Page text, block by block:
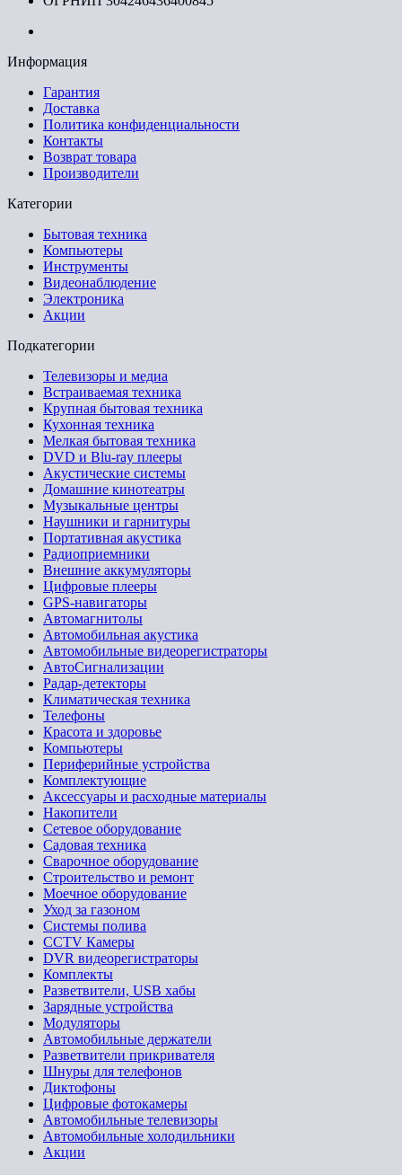
Информация
Гарантия
Доставка
Политика конфиденциальности
Контакты
Возврат товара
Производители
Категории
Бытовая техника
Компьютеры
Инструменты
Видеонаблюдение
Электроника
Акции
Подкатегории
Телевизоры и медиа
Встраиваемая техника
Крупная бытовая техника
Кухонная техника
Мелкая бытовая техника
DVD и Blu-ray плееры
Акустические системы
Домашние кинотеатры
Музыкальные центры
Наушники и гарнитуры
Портативная акустика
Радиоприемники
Внешние аккумуляторы
Цифровые плееры
GPS-навигаторы
Автомагнитолы
Автомобильная акустика
Автомобильные видеорегистраторы
АвтоСигнализации
Радар-детекторы
Климатическая техника
Телефоны
Красота и здоровье
Компьютеры
Периферийные устройства
Комплектующие
Аксессуары и расходные материалы
Накопители
Сетевое оборудование
Садовая техника
Сварочное оборудование
Строительство и ремонт
Моечное оборудование
Уход за газоном
Системы полива
CCTV Камеры
DVR видеорегистраторы
Комплекты
Разветвители, USB хабы
Зарядные устройства
Модуляторы
Автомобильные держатели
Разветвители прикривателя
Шнуры для телефонов
Диктофоны
Цифровые фотокамеры
Автомобильные телевизоры
Автомобильные холодильники
Акции